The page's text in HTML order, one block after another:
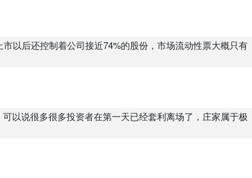
以后还控制着公司接近74%的股份，市场流动性票大概只有
以说很多很多投资者在第一天已经套利离场了，庄家属于极